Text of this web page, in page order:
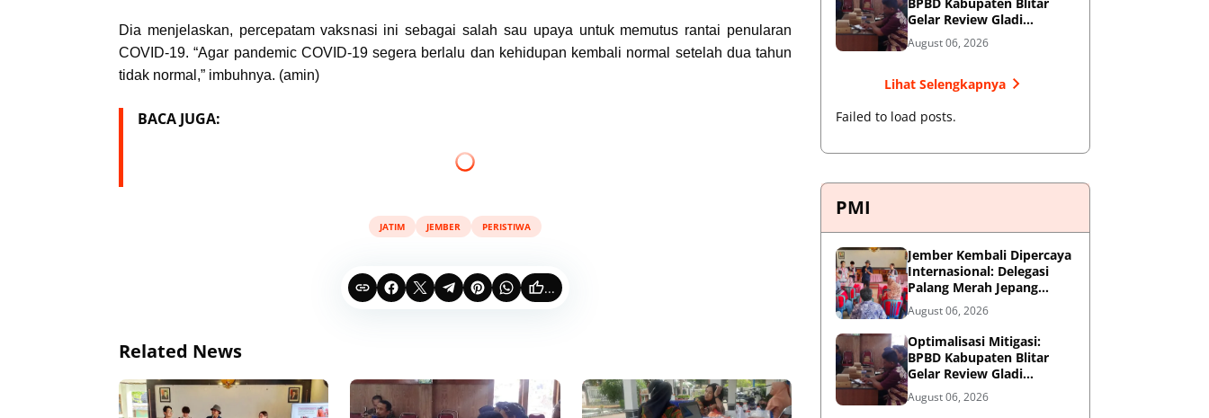
Dia menjelaskan, percepatam vaksnasi ini sebagai salah sau upaya untuk memutus rantai penularan
COVID-19. “Agar pandemic COVID-19 segera berlalu dan kehidupan kembali normal setelah dua tahun
tidak normal,” imbuhnya. (amin)
BACA JUGA:
JATIM JEMBER PERISTIWA
...
Related News
Gelar Review Gladi
Kontinjensi Erupsi Gunung
Kelud
August 06, 2026
Lihat Selengkapnya
Failed to load posts.
PMI
Jember Kembali Dipercaya
Internasional: Delegasi
Palang Merah Jepang
Perkuat Kesiapsiagaan
Bencana di Kawasan
Pesisir dan Sekolah
August 06, 2026
Optimalisasi Mitigasi:
BPBD Kabupaten Blitar
Gelar Review Gladi
Kontinjensi Erupsi Gunung
Kelud
August 06, 2026